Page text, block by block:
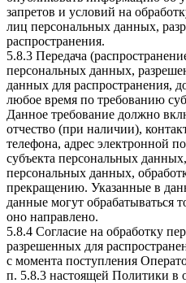
запретов и условий на
лиц персональных данных,
распространения.
5.8.3 Передача
персональных данных,
данных для распространения,
любое время по требованию
Данное требование должно
отчество (при наличии),
телефона, адрес электронной
субъекта персональных
персональных данных,
прекращению. Указанные в
данные могут обрабатываться
оно направлено.
5.8.4 Согласие на обработку
разрешенных для
с момента поступления
п. 5.8.3 настоящей Политики в